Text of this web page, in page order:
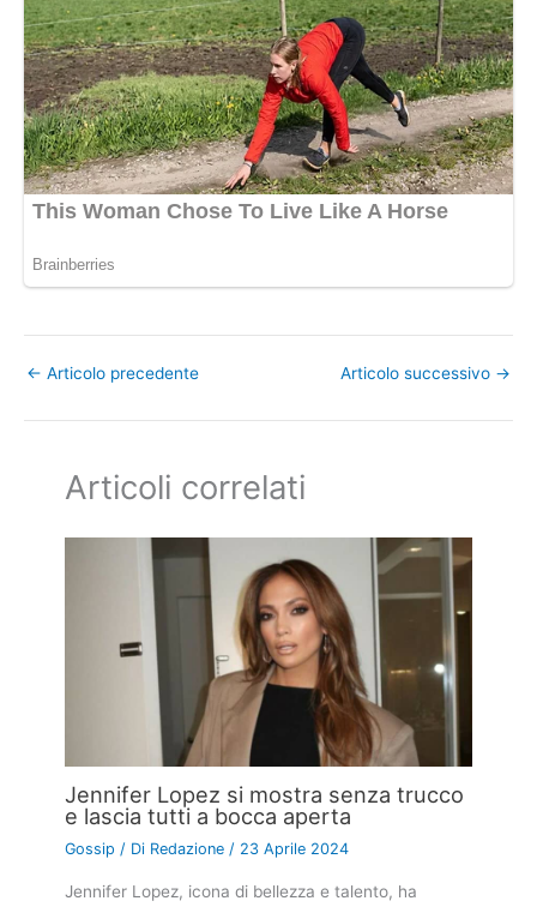
← Articolo precedente Articolo successivo →
Articoli correlati
Jennifer Lopez si mostra senza trucco
e lascia tutti a bocca aperta
Gossip / Di Redazione/ 23 Aprile 2024
Jennifer Lopez, icona di bellezza e talento, ha